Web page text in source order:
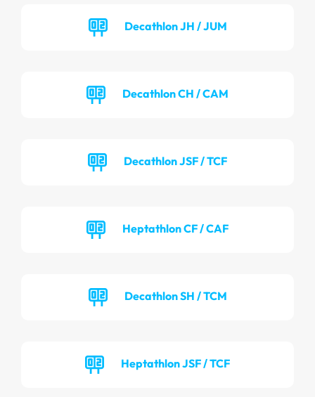
Decathlon JH / JUM
Decathlon CH / CAM
Decathlon JSF / TCF
Heptathlon CF / CAF
Decathlon SH / TCM
Heptathlon JSF / TCF